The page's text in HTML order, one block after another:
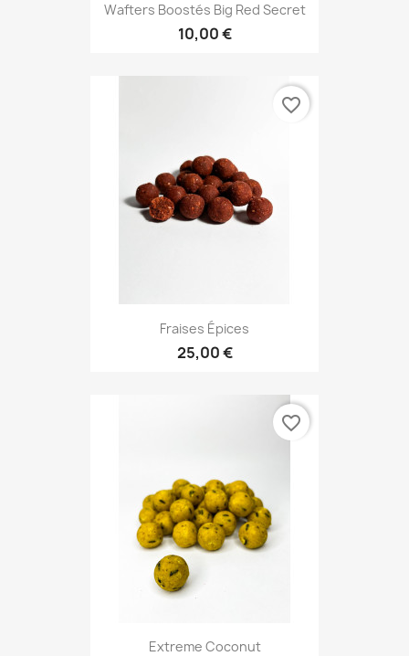
Wafters Boostés Big Red Secret
10,00 €
Fraises Épices
25,00 €
favorite_border
Extreme Coconut
favorite_border